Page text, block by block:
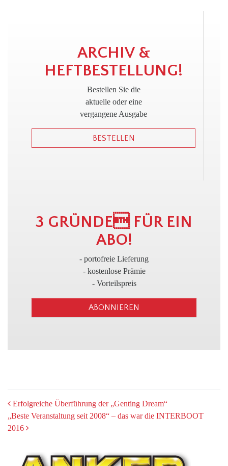
!
ARCHIV &
HEFTBESTELLUNG!
Bestellen Sie die
aktuelle oder eine
vergangene Ausgabe
BESTELLEN
3
3 GRÜNDE FÜR EIN
ABO!
- portofreie Lieferung
- kostenlose Prämie
- Vorteilspreis
ABONNIEREN
POST
NAVIGATION
Erfolgreiche Überführung der „Genting Dream“
„Beste Veranstaltung seit 2008“ – das war die INTERBOOT
2016